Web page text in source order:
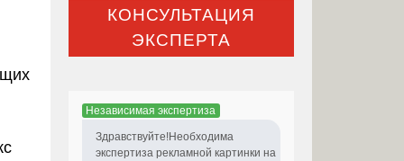
КОНСУЛЬТАЦИЯ
ЭКСПЕРТА
Независимая экспертиза
Здравствуйте!Необходима
экспертиза рекламной картинки на